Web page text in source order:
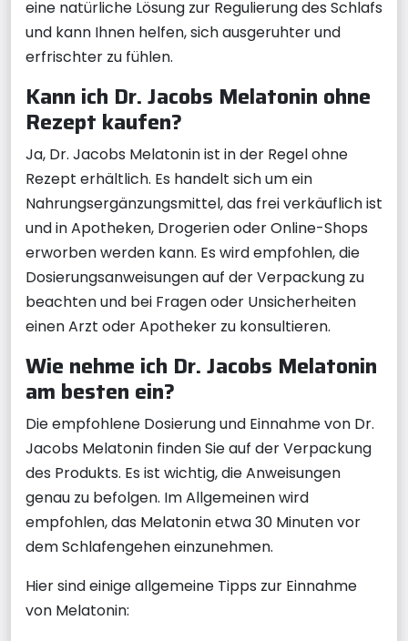
eine natürliche Lösung zur Regulierung des Schlafs
und kann Ihnen helfen, sich ausgeruhter und
erfrischter zu fühlen.
Kann ich Dr. Jacobs Melatonin ohne
Rezept kaufen?
Ja, Dr. Jacobs Melatonin ist in der Regel ohne
Rezept erhältlich. Es handelt sich um ein
Nahrungsergänzungsmittel, das frei verkäuflich ist
und in Apotheken, Drogerien oder Online-Shops
erworben werden kann. Es wird empfohlen, die
Dosierungsanweisungen auf der Verpackung zu
beachten und bei Fragen oder Unsicherheiten
einen Arzt oder Apotheker zu konsultieren.
Wie nehme ich Dr. Jacobs Melatonin
am besten ein?
Die empfohlene Dosierung und Einnahme von Dr.
Jacobs Melatonin finden Sie auf der Verpackung
des Produkts. Es ist wichtig, die Anweisungen
genau zu befolgen. Im Allgemeinen wird
empfohlen, das Melatonin etwa 30 Minuten vor
dem Schlafengehen einzunehmen.
Hier sind einige allgemeine Tipps zur Einnahme
von Melatonin: